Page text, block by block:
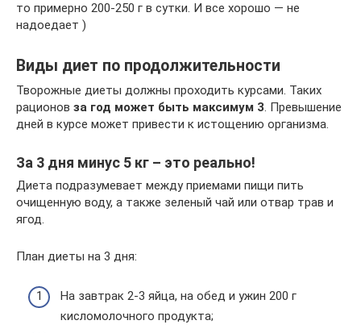
то примерно 200-250 г в сутки. И все хорошо — не
надоедает )
Виды диет по продолжительности
Творожные диеты должны проходить курсами. Таких
рационов за год может быть максимум 3. Превышение
дней в курсе может привести к истощению организма.
За 3 дня минус 5 кг – это реально!
Диета подразумевает между приемами пищи пить
очищенную воду, а также зеленый чай или отвар трав и
ягод.
План диеты на 3 дня:
На завтрак 2-3 яйца, на обед и ужин 200 г
кисломолочного продукта;